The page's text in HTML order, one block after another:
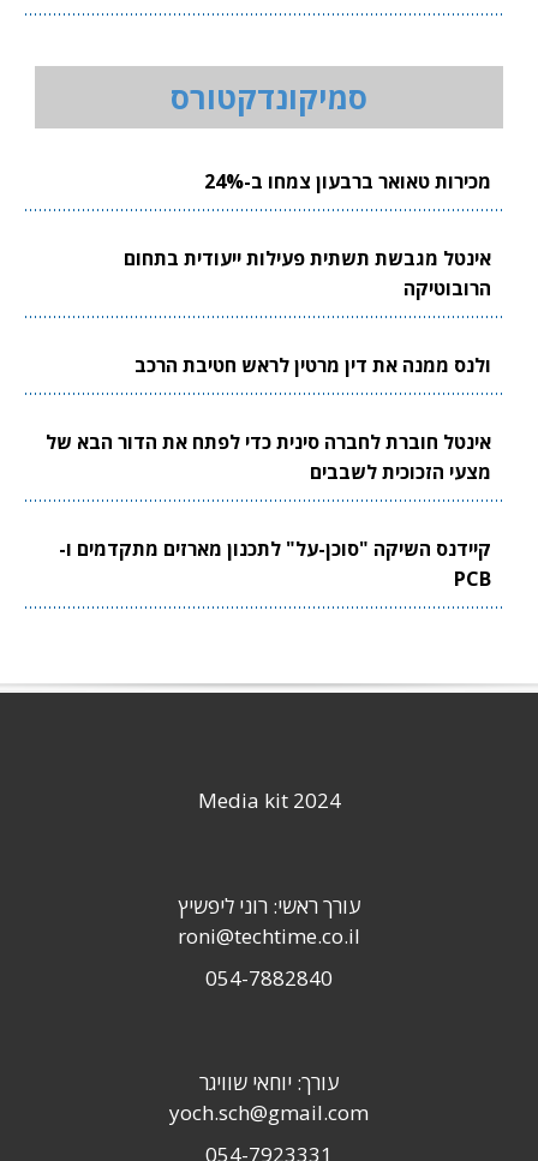
סמיקונדקטורס
מכירות טאואר ברבעון צמחו ב-24%
אינטל מגבשת תשתית פעילות ייעודית בתחום
הרובוטיקה
ולנס ממנה את דין מרטין לראש חטיבת הרכב
אינטל חוברת לחברה סינית כדי לפתח את הדור הבא של
מצעי הזכוכית לשבבים
קיידנס השיקה "סוכן-על" לתכנון מארזים מתקדמים ו-
PCB
Media kit 2024
עורך ראשי: רוני ליפשיץ
roni@techtime.co.il
054-7882840
עורך: יוחאי שוויגר
yoch.sch@gmail.com
054-7923331